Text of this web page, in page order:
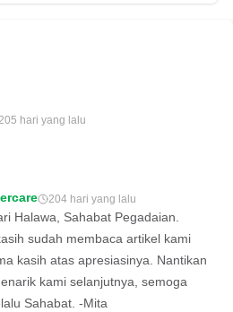
hingga simulasinya agar
hari yang lalu
204 hari yang lalu
Halawa, Sahabat Pegadaian.
sudah membaca artikel kami
kasih atas apresiasinya. Nantikan
kami selanjutnya, semoga
Sahabat. -Mita